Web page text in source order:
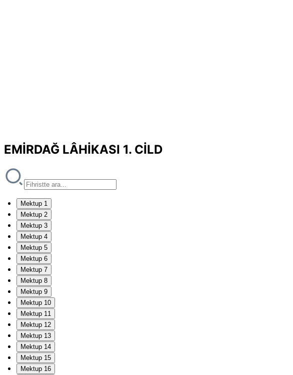
EMİRDAĞ LÂHİKASI 1. CİLD
Mektup 1
Mektup 2
Mektup 3
Mektup 4
Mektup 5
Mektup 6
Mektup 7
Mektup 8
Mektup 9
Mektup 10
Mektup 11
Mektup 12
Mektup 13
Mektup 14
Mektup 15
Mektup 16